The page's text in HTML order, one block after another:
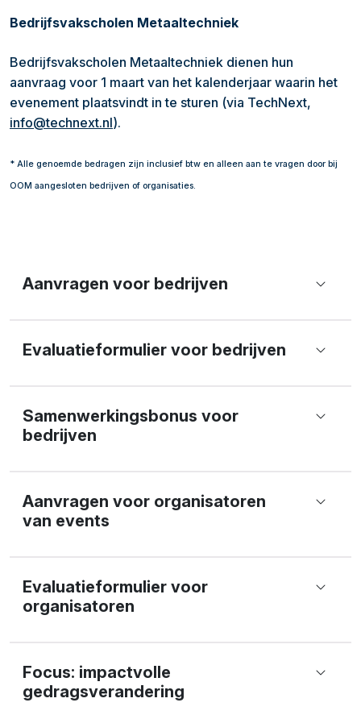
Bedrijfsvakscholen Metaaltechniek
Bedrijfsvakscholen Metaaltechniek dienen hun
aanvraag voor 1 maart van het kalenderjaar waarin het
evenement plaatsvindt in te sturen (via TechNext,
info@technext.nl).
* Alle genoemde bedragen zijn inclusief btw en alleen aan te vragen door bij
OOM aangesloten bedrijven of organisaties.
Aanvragen voor bedrijven
Evaluatieformulier voor bedrijven
Samenwerkingsbonus voor
bedrijven
Aanvragen voor organisatoren
van events
Evaluatieformulier voor
organisatoren
Focus: impactvolle
gedragsverandering